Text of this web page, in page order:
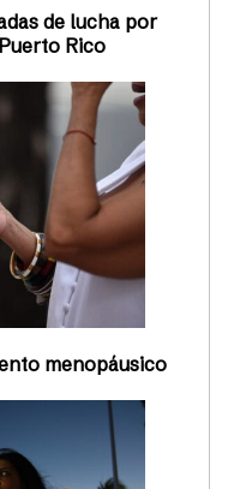
de lucha por
Rico
menopáusico